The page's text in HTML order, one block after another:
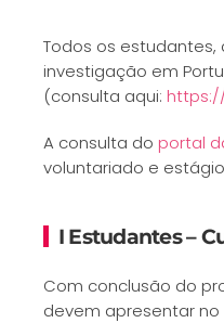
Todos os
investigação em
(consulta aqui:
A consulta do portal
voluntariado e
I Estudantes –
Com conclusão do
devem apresentar